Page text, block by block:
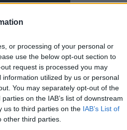
or processing of your personal or
use the below opt-out section to
request is processed you may
utilized by us or personal
You may separately opt-out of the
on the IAB’s list of downstream
us to third parties on the IAB’s List of
third parties.